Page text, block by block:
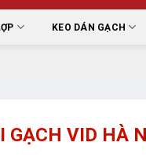
KEO DÁN GẠCH
GẠCH VID HÀ